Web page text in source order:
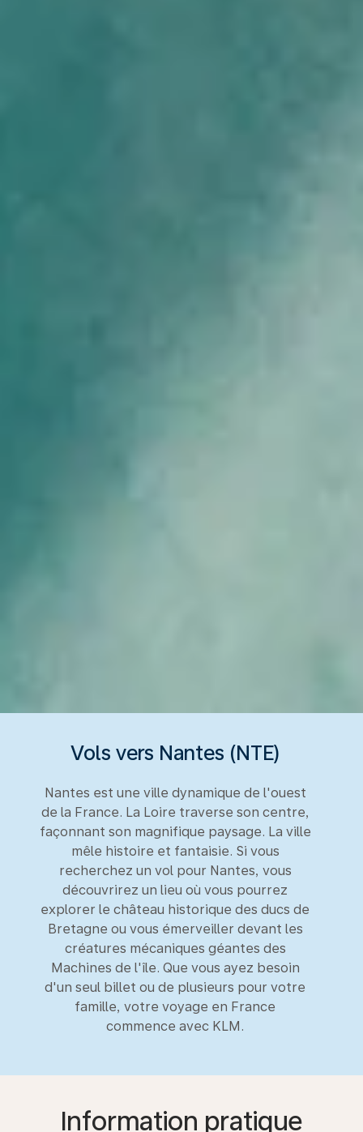
Vols vers Nantes (NTE)
Nantes est une ville dynamique de l'ouest
de la France. La Loire traverse son centre,
façonnant son magnifique paysage. La ville
mêle histoire et fantaisie. Si vous
recherchez un vol pour Nantes, vous
découvrirez un lieu où vous pourrez
explorer le château historique des ducs de
Bretagne ou vous émerveiller devant les
créatures mécaniques géantes des
Machines de l'île. Que vous ayez besoin
d'un seul billet ou de plusieurs pour votre
famille, votre voyage en France
commence avec KLM.
Information pratique